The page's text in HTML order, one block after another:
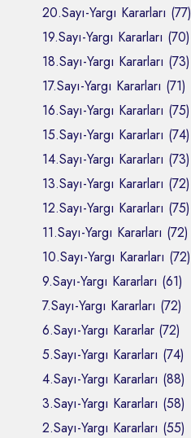
20.Sayı-Yargı Kararları (77)
19.Sayı-Yargı Kararları (70)
18.Sayı-Yargı Kararları (73)
17.Sayı-Yargı Kararları (71)
16.Sayı-Yargı Kararları (75)
15.Sayı-Yargı Kararları (74)
14.Sayı-Yargı Kararları (73)
13.Sayı-Yargı Kararları (72)
12.Sayı-Yargı Kararları (75)
11.Sayı-Yargı Kararları (72)
10.Sayı-Yargı Kararları (72)
9.Sayı-Yargı Kararları (61)
7.Sayı-Yargı Kararları (72)
6.Sayı-Yargı Kararlar (72)
5.Sayı-Yargı Kararları (74)
4.Sayı-Yargı Kararları (88)
3.Sayı-Yargı Kararları (58)
2.Sayı-Yargı Kararları (55)